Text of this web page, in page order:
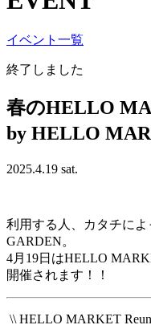
イベント一覧
終了しました
春のHELLO
by HELLO
2025.4.19 sat.
利用する人、カタチに
GARDEN。
4月19日はHELLO
開催されます！！
\\ HELLO MARKET